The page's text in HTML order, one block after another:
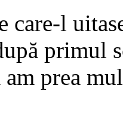
care-l
primul
am prea